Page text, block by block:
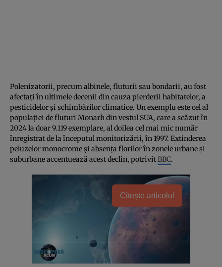
Polenizatorii, precum albinele, fluturii sau bondarii, au fost
afectați în ultimele decenii din cauza pierderii habitatelor, a
pesticidelor și schimbărilor climatice. Un exemplu este cel al
populației de fluturi Monarh din vestul SUA, care a scăzut în
2024 la doar 9.119 exemplare, al doilea cel mai mic număr
înregistrat de la începutul monitorizării, în 1997. Extinderea
peluzelor monocrome și absența florilor în zonele urbane și
suburbane accentuează acest declin, potrivitBBC.
Citește articolul